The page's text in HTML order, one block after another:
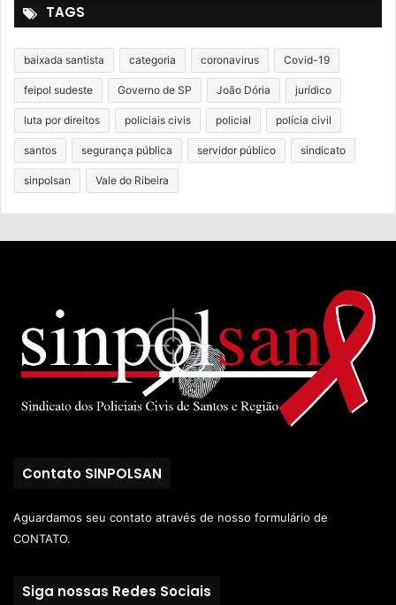
TAGS
baixada santista categoria coronavirus Covid-19
feipol sudeste Governo de SP João Dória jurídico
luta por direitos policiais civis policial polícia civil
santos segurança pública servidor público sindicato
sinpolsan Vale do Ribeira
Contato SINPOLSAN
Aguardamos seu contato através de nosso formulário de
CONTATO.
Siga nossas Redes Sociais